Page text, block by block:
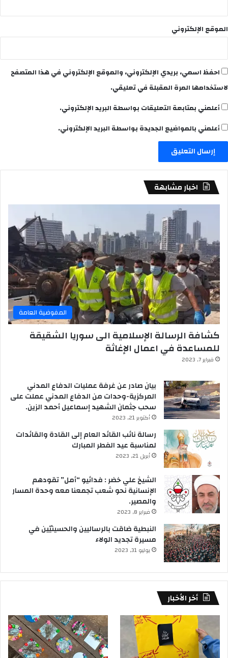
الموقع الإلكتروني
احفظ اسمي، بريدي الإلكتروني، والموقع الإلكتروني في هذا المتصفح
لاستخدامها المرة المقبلة في تعليقي.
أعلمني بمتابعة التعليقات بواسطة البريد الإلكتروني.
أعلمني بالمواضيع الجديدة بواسطة البريد الإلكتروني.
اخبار مشابهة
المفوضية العامة
كشافة الرسالة الإسلامية الى سوريا الشقيقة
للمساعدة في اعمال الإغاثة
فبراير 7, 2023
بيان صادر عن غرفة عمليات الدفاع المدني
المركزية-وحدات من الدفاع المدني عملت على
سحب جثمان الشهيد إسماعيل أحمد الزين.
أكتوبر 21, 2023
رسالة نائب القائد العام إلى القادة والقائدات
لمناسبة عيد الفطر المبارك
أبريل 21, 2023
الشيخ علي خضر : فدائيو “أمل” تقودهم
الإنسانية نحو شعب تجمعنا معه وحدة المسار
والمصير.
فبراير 8, 2023
النبطية ضاقت بالرساليين والحسينيّين في
مسيرة تجديد الولاء
يوليو 31, 2023
أخر الأخبار